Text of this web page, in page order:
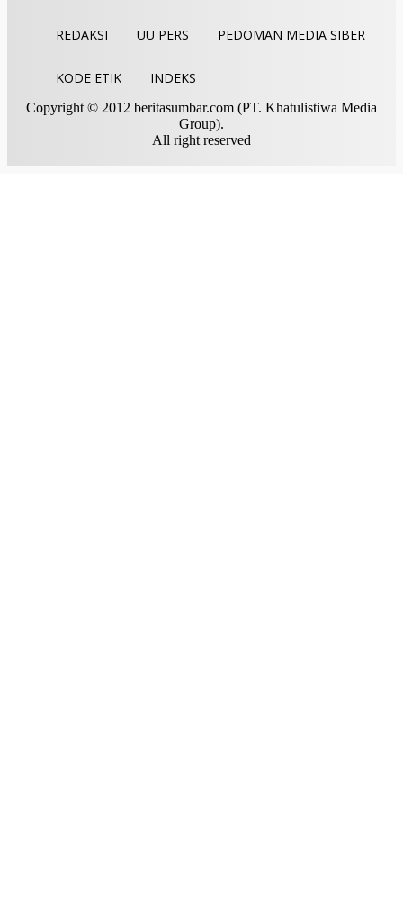
REDAKSI UU PERS PEDOMAN MEDIA SIBER
KODE ETIK INDEKS
Copyright © 2012 beritasumbar.com (PT. Khatulistiwa Media
Group).
All right reserved